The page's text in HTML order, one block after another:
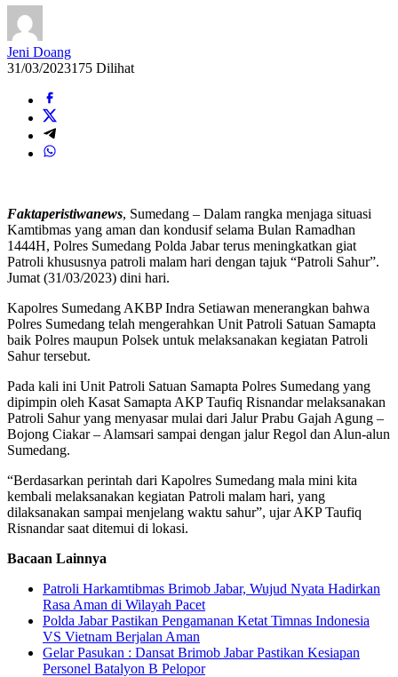
Jeni Doang
31/03/2023175 Dilihat
Faktaperistiwanews, Sumedang – Dalam rangka menjaga situasi
Kamtibmas yang aman dan kondusif selama Bulan Ramadhan
1444H, Polres Sumedang Polda Jabar terus meningkatkan giat
Patroli khususnya patroli malam hari dengan tajuk “Patroli Sahur”.
Jumat (31/03/2023) dini hari.
Kapolres Sumedang AKBP Indra Setiawan menerangkan bahwa
Polres Sumedang telah mengerahkan Unit Patroli Satuan Samapta
baik Polres maupun Polsek untuk melaksanakan kegiatan Patroli
Sahur tersebut.
Pada kali ini Unit Patroli Satuan Samapta Polres Sumedang yang
dipimpin oleh Kasat Samapta AKP Taufiq Risnandar melaksanakan
Patroli Sahur yang menyasar mulai dari Jalur Prabu Gajah Agung –
Bojong Ciakar – Alamsari sampai dengan jalur Regol dan Alun-alun
Sumedang.
“Berdasarkan perintah dari Kapolres Sumedang mala mini kita
kembali melaksanakan kegiatan Patroli malam hari, yang
dilaksanakan sampai menjelang waktu sahur”, ujar AKP Taufiq
Risnandar saat ditemui di lokasi.
Bacaan Lainnya
Patroli Harkamtibmas Brimob Jabar, Wujud Nyata Hadirkan
Rasa Aman di Wilayah Pacet
Polda Jabar Pastikan Pengamanan Ketat Timnas Indonesia
VS Vietnam Berjalan Aman
Gelar Pasukan : Dansat Brimob Jabar Pastikan Kesiapan
Personel Batalyon B Pelopor